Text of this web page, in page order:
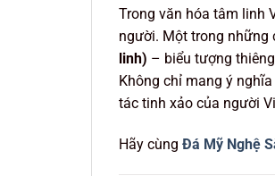
Trong văn hóa tâm linh
người. Một trong những
linh) – biểu tượng
Không chỉ mang ý
tác tinh xảo của người
Hãy cùng Đá Mỹ Nghệ